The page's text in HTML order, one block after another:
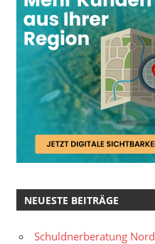
NEUESTE BEITRÄGE
Schuldnerberatung